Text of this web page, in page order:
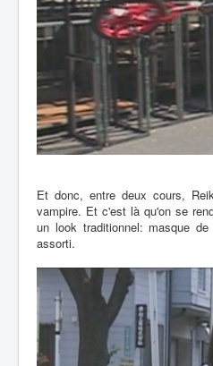
Et donc, entre deux cours,
vampire. Et c'est là qu'on se
un look traditionnel: masque
assorti.